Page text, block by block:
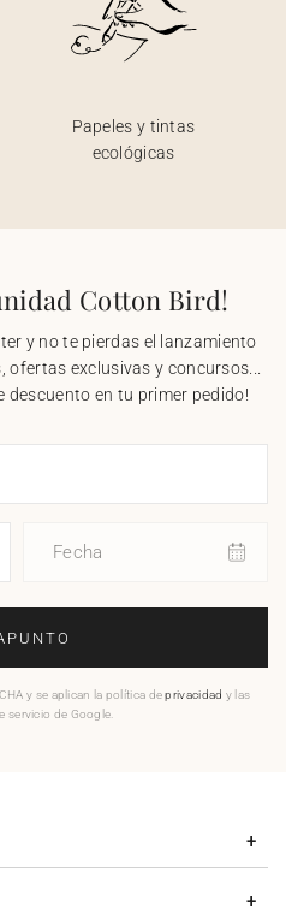
Papeles y tintas
ecológicas
Cotton Bird!
y no te pierdas el lanzamiento
exclusivas y concursos...
descuento en tu primer pedido!
Fecha
y se aplican la política deprivacidad y las
servicio de Google.